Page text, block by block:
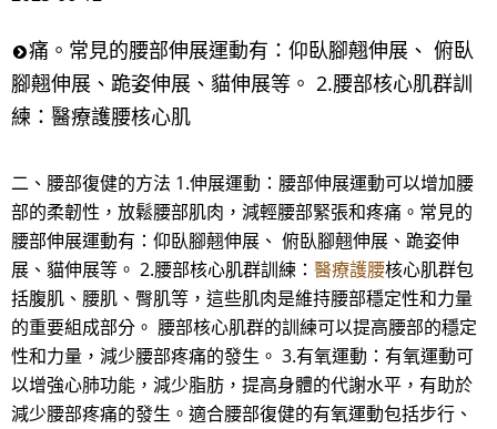
痛。常見的腰部伸展運動有：仰臥腳翹伸展、 俯臥
腳翹伸展、跪姿伸展、貓伸展等。 2.腰部核心肌群訓
練：醫療護腰核心肌
二、腰部復健的方法 1.伸展運動：腰部伸展運動可以增加腰
部的柔韌性，放鬆腰部肌肉，減輕腰部緊張和疼痛。常見的
腰部伸展運動有：仰臥腳翹伸展、 俯臥腳翹伸展、跪姿伸
展、貓伸展等。 2.腰部核心肌群訓練： 醫療護腰核心肌群包
括腹肌、腰肌、臀肌等，這些肌肉是維持腰部穩定性和力量
的重要組成部分。 腰部核心肌群的訓練可以提高腰部的穩定
性和力量，減少腰部疼痛的發生。 3.有氧運動：有氧運動可
以增強心肺功能，減少脂肪，提高身體的代謝水平，有助於
減少腰部疼痛的發生。適合腰部復健的有氧運動包括步行、